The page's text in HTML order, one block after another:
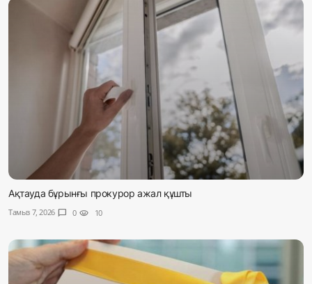
Ақтауда бұрынғы прокурор ажал құшты
Тамыз 7, 2026 chat_bubble 0 visibility 10